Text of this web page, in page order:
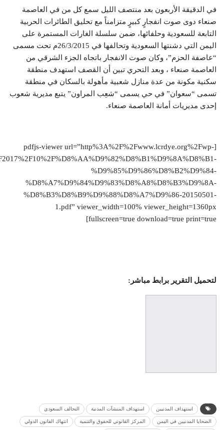
في الدقيقة الأربعون بعد منتصف الليل سمع كل من في العاصمة
صنعاء دوى صوت انفجارٍ كبيرٍ متزامناً مع تحليق الطائرات الحربية
التابعة للسعودية وحلفائها، ضمن سلسلة الغارات المستمرة على
اليمن التي دشنتها السعودية وتحالفها في 26/3/2015م تحت مسمى
“عاصفة الحزم”، وكان صوت الانفجار باتجاه الجزء الشرقي من
العاصمة صنعاء ، وبعد التحري تبين أن القصف استهدف منطقة
سكنية مكونة من عدة منازل شعبية مأهولة بالسكان في منطقة
تسمى “سعوان” في حي يسمى “شعِب المراون” يتبع مديرية شعوب
إحدى مديريات أمانة العاصمة صنعاء.
[pdfjs-viewer url=”http%3A%2F%2Fwww.lcrdye.org%2Fwp-
%D9%85%D9%86%D8%B2%D9%84-
%D8%A7%D9%84%D9%83%D8%A8%D8%B3%D9%8A-
%D8%B3%D8%B9%D9%88%D8%A7%D9%86-20150501-
1.pdf” viewer_width=100% viewer_height=1360px
fullscreen=true download=true print=true]
لتحميل التقرير برابط مباشر:
استهداف المدنيين استهداف المنشآت المدنية التحالف السعودي
الضحايا المدنيين في اليمن المركز القانوني للحقوق والتنمية انتهاك القانون الدولي